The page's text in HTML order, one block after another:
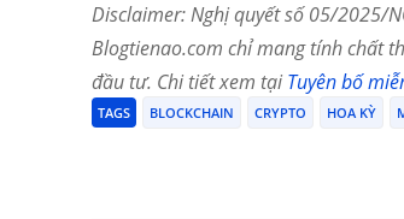
Disclaimer: Nghị quyết số 05/2025/
Blogtienao.com chỉ mang tính chất
đầu tư. Chi tiết xem tạiTuyên bố
TAGS BLOCKCHAIN CRYPTO HOA KỲ